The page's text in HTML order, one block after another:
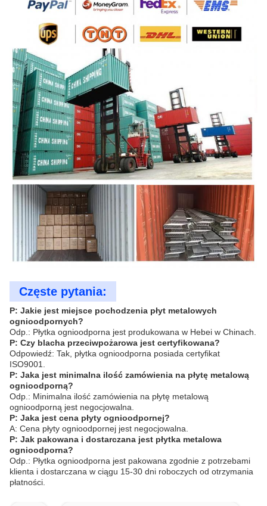
Częste pytania:
P: Jakie jest miejsce pochodzenia płyt metalowych
ognioodpornych?
Odp.: Płytka ognioodporna jest produkowana w Hebei w Chinach.
P: Czy blacha przeciwpożarowa jest certyfikowana?
Odpowiedź: Tak, płytka ognioodporna posiada certyfikat
ISO9001.
P: Jaka jest minimalna ilość zamówienia na płytę metalową
ognioodporną?
Odp.: Minimalna ilość zamówienia na płytę metalową
ognioodporną jest negocjowalna.
P: Jaka jest cena płyty ognioodpornej?
A: Cena płyty ognioodpornej jest negocjowalna.
P: Jak pakowana i dostarczana jest płytka metalowa
ognioodporna?
Odp.: Płytka ognioodporna jest pakowana zgodnie z potrzebami
klienta i dostarczana w ciągu 15-30 dni roboczych od otrzymania
płatności.